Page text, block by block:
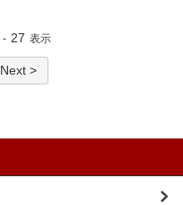
- 27 表示
Next >